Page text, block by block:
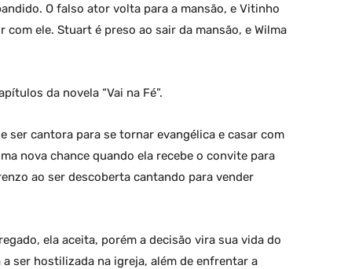
O falso ator volta para a mansão, e Vitinho
ele. Stuart é preso ao sair da mansão, e Wilma
da novela “Vai na Fé”.
ser cantora para se tornar evangélica e casar com
nova chance quando ela recebe o convite para
ao ser descoberta cantando para vender
ela aceita, porém a decisão vira sua vida do
ser hostilizada na igreja, além de enfrentar a